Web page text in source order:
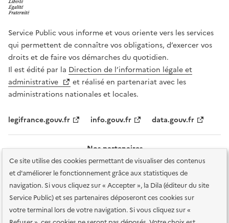
Ce site utilise des cookies permettant de visualiser des contenus
et d'améliorer le fonctionnement grâce aux statistiques de
navigation. Si vous cliquez sur « Accepter », la Dila (éditeur du site
Service Public) et ses partenaires déposeront ces cookies sur
votre terminal lors de votre navigation. Si vous cliquez sur «
Service Public vous informe et vous oriente vers les services
qui permettent de connaître vos obligations, d’exercer vos
droits et de faire vos démarches du quotidien.
Il est édité par la Direction de l’information légale et
administrative
et réalisé en partenariat avec les
administrations nationales et locales.
legifrance.gouv.fr info.gouv.fr data.gouv.fr
Nos partenaires
Plan du site Accessibilité : totalement conforme Accessibilité des